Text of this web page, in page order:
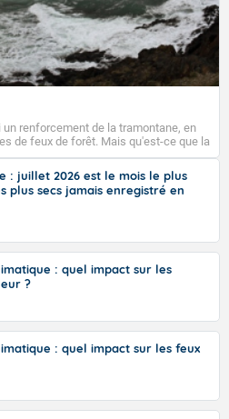
renforcement de la tramontane, en
de feux de forêt. Mais qu'est-ce que la
? La tramontane est un
nord-ouest à nord, ou ouest à nord-
Roussillon à la vallée de l’Aude et à
de ce vent vient du latin trasmontanus,
aux régions montagneuses
: juillet 2026 est le mois le plus
plus secs jamais enregistré en
: quel impact sur les
?
: quel impact sur les feux